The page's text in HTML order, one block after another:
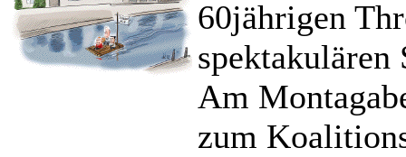
60jährigen
spektakulären
Am
zum